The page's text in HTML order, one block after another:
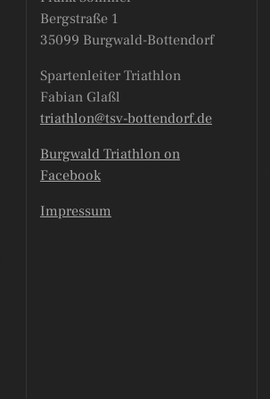
Bergstraße 1
35099 Burgwald-Bottendorf
Spartenleiter Triathlon
Fabian Glaßl
triathlon@tsv-bottendorf.de
Burgwald Triathlon on
Facebook
Impressum